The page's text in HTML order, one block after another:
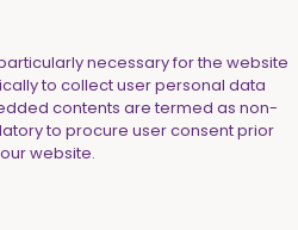
necessary for the website
to collect user personal data
contents are termed as non-
to procure user consent prior
website.